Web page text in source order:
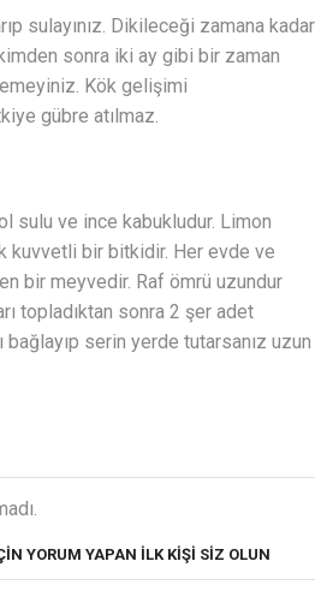
sulayınız. Dikileceği zamana kadar
sonra iki ay gibi bir zaman
Kök gelişimi
gübre atılmaz.
sulu ve ince kabukludur. Limon
kuvvetli bir bitkidir. Her evde ve
bir meyvedir. Raf ömrü uzundur
topladıktan sonra 2 şer adet
bağlayıp serin yerde tutarsanız uzun
YORUM YAPAN ILK KIŞI SIZ OLUN